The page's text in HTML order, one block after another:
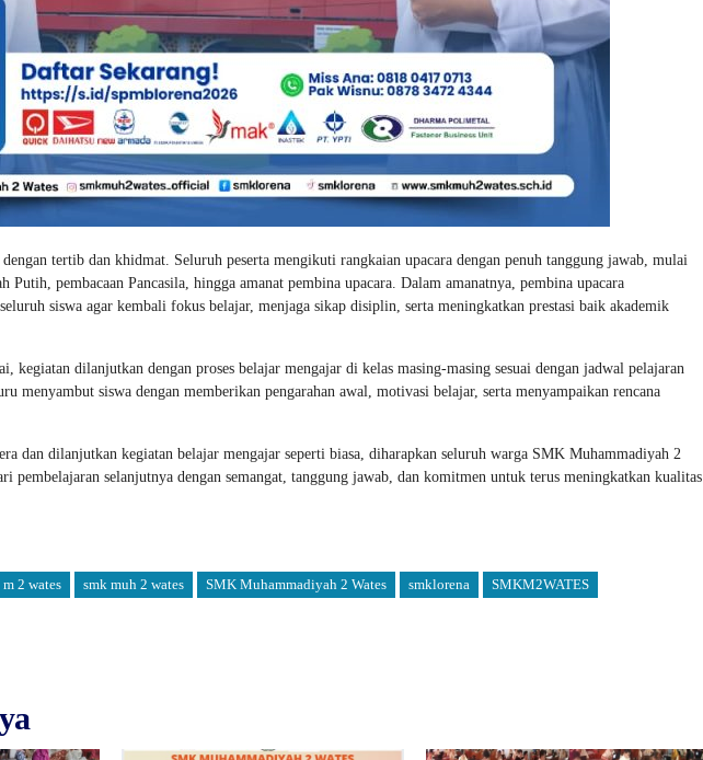
dengan tertib dan khidmat. Seluruh peserta mengikuti rangkaian upacara dengan penuh tanggung jawab, mulai
Putih, pembacaan Pancasila, hingga amanat pembina upacara. Dalam amanatnya, pembina upacara
siswa agar kembali fokus belajar, menjaga sikap disiplin, serta meningkatkan prestasi baik akademik
kegiatan dilanjutkan dengan proses belajar mengajar di kelas masing-masing sesuai dengan jadwal pelajaran
menyambut siswa dengan memberikan pengarahan awal, motivasi belajar, serta menyampaikan rencana
dan dilanjutkan kegiatan belajar mengajar seperti biasa, diharapkan seluruh warga SMK Muhammadiyah 2
pembelajaran selanjutnya dengan semangat, tanggung jawab, dan komitmen untuk terus meningkatkan kualitas
m 2 wates smk muh 2 wates SMK Muhammadiyah 2 Wates smklorena
SMKM2WATES